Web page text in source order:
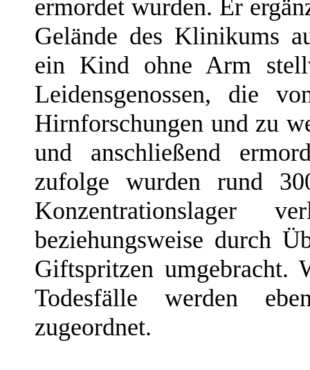
ermordet wurden. Er
Gelände des Klinikums
ein Kind ohne Arm
Leidensgenossen, die
Hirnforschungen und zu
und anschließend
zufolge wurden rund
Konzentrationslager
beziehungsweise durch
Giftspritzen umgebracht.
Todesfälle werden
zugeordnet.